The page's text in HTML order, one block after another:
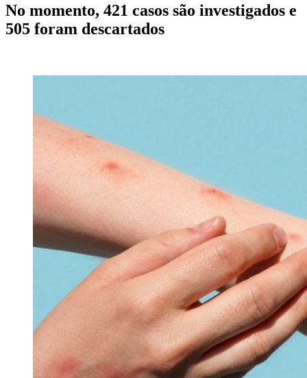
No momento, 421 casos são investigados e
505 foram descartados